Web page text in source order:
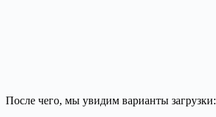
После чего, мы увидим варианты загрузки: